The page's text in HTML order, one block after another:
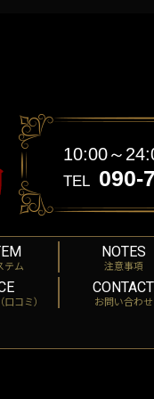
10:00～
TEL 090-
テム
NOTES
注意事項
コミ）
CONTACT
お問い合わせ